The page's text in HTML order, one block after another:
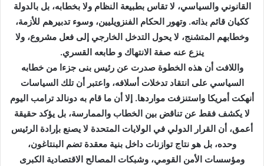
ن
ي
ا
القانوني والسياسي، لا تقاس بطبيعة النظام ولا بخطابه، بل بالدولة
ككيان قائم بذاته. وتهور الحكام الفنزويليين، وسوء تدبيرهم للأزمة،
وخطابهم المتشنج، لا يحول التدخل الخارجي إلى فعل مشروع، ولا
ينزع عنه صفة الانتهاك و طابعه القسري.
واللافت أن هذه الخطوة صدرت عن رئيس بنى جزءا من خطابه
السياسي على انتقاد تدخلات أسلافه، واعتبر أن تلك السياسات
أنهكت أمريكا واستنزفت مواردها. إلا أن ما قام به دونالد ترامب اليوم
لا يكشف فقط عن تناقض بين الخطاب والممارسة، بل يؤكد حقيقة
أعمق، أن القرار الدولي في الولايات المتحدة لا يصنع بإرادة الرئيس
وحده، بل هو نتاج توازنات داخل بنية معقدة تضم البنتاغون،
ومؤسسات الأمن القومي، وشبكات المصالح الاقتصادية الكبرى